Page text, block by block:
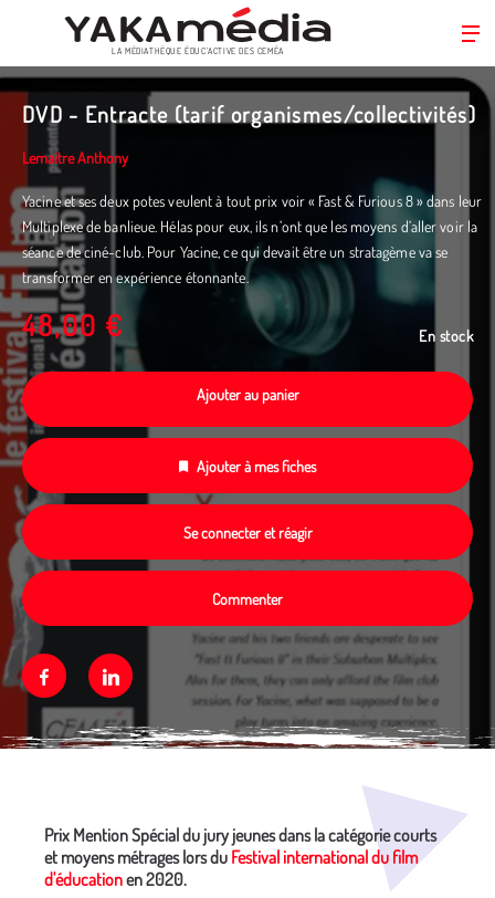
Aller
contenu
principal
LA MÉDIATHÈQUE ÉDUC’ACTIVE DES CEMÉA
DVD - Entracte (tarif organismes/collectivités)
Lemaitre Anthony
Yacine et ses deux potes veulent à tout prix voir « Fast & Furious 8 » dans leur
Multiplexe de banlieue. Hélas pour eux, ils n’ont que les moyens d’aller voir la
séance de ciné-club. Pour Yacine, ce qui devait être un stratagème va se
transformer en expérience étonnante.
48,00 € En stock
Ajouter au panier
Ajouter à mes fiches
Se connecter et réagir
Commenter
FacebookLinkedin
Prix Mention Spécial du jury jeunes dans la catégorie courts
et moyens métrages lors du Festival international du film
d'éducationen 2020.